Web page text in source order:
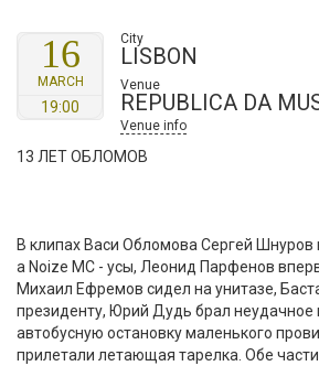
16
MARCH
19:00
City
LISBON
Venue
REPUBLICA DA
Venue info
13 ЛЕТ ОБЛОМОВ
В клипах Васи Обломова Сергей Шнуров
а Noize MC - усы, Леонид Парфенов
Михаил Ефремов сидел на унитазе,
президенту, Юрий Дудь брал неудачное
автобусную остановку маленького
прилетали летающая тарелка. Обе